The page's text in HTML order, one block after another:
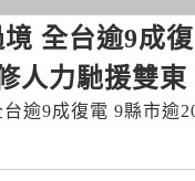
全台逾9成
人力馳援雙東
逾9成復電 9縣市逾